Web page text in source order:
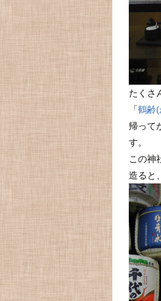
たくさ
「鶴齢(
帰って
す。
この神
造ると